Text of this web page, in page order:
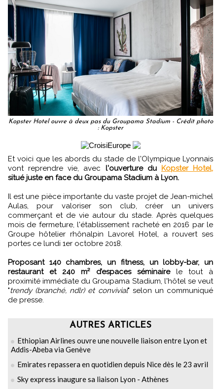
Kopster Hotel ouvre à deux pas du Groupama Stadium - Crédit photo
: Kopster
Et voici que les abords du stade de l'Olympique Lyonnais
vont reprendre vie, avec l'ouverture du Kopster Hotel,
situé juste en face du Groupama Stadium à Lyon.
Il est une pièce importante du vaste projet de Jean-michel
Aulas, pour valoriser son club, créer un univers
commerçant et de vie autour du stade. Après quelques
mois de fermeture, l'établissement racheté en 2016 par le
Groupe hôtelier rhônalpin Lavorel Hotel, a rouvert ses
portes ce lundi 1er octobre 2018.
Proposant 140 chambres, un fitness, un lobby-bar, un
restaurant et 240 m² d’espaces séminairele tout à
proximité immédiate du Groupama Stadium, l'hôtel se veut
"trendy (branché, ndlr) et convivial" selon un communiqué
de presse.
AUTRES ARTICLES
Ethiopian Airlines ouvre une nouvelle liaison entre Lyon et
Addis-Abeba via Genève
Emirates repassera en quotidien depuis Nice dès le 23 avril
Sky express inaugure sa liaison Lyon - Athènes